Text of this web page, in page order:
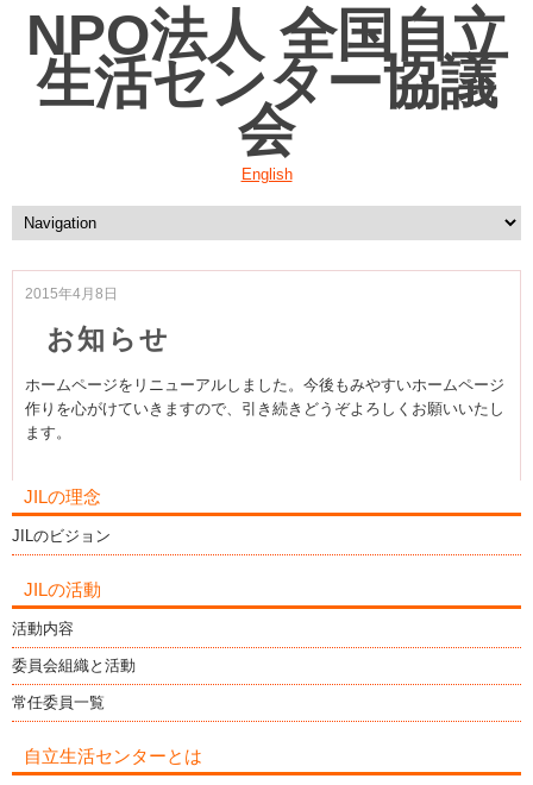
NPO法人 全国自立
生活センター協議
会
English
2015年4月8日
お知らせ
ホームページをリニューアルしました。今後もみやすいホームページ
作りを心がけていきますので、引き続きどうぞよろしくお願いいたし
ます。
JILの理念
JILのビジョン
JILの活動
活動内容
委員会組織と活動
常任委員一覧
自立生活センターとは